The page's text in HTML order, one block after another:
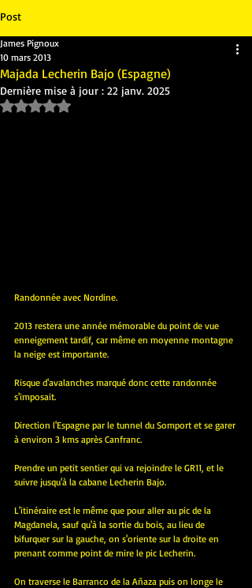
Post
Majada Lecherin Bajo (Espagne)
James Pignoux
10 mars 2013
Dernière mise à jour : 22 janv. 2025
Noté NaN étoiles sur 5.
Randonnée avec Nordine.
2013 restera une année mémorable du point de vue
enneigement tardif, car même en moyenne montagne
la neige est importante.
Risque d'avalanches marqué donc cette randonnée
s'imposait.
Direction l'Espagne par le tunnel du Somport et se garer
à environ 3 kms après Canfranc.
Prendre un petit sentier qui va rejoindre le GR11, et le
suivre jusqu'à la cabane Lecherin Bajo.
L'itinéraire est le même que pour aller au pic de la
Magdanela, sauf qu'à la sortie du bois, au lieu de
bifurquer sur la gauche, on s'oriente sur la droite en
prenant comme point de mire le pic Lecherin.
On traverse le Barranco de la Añaza puis on longe le